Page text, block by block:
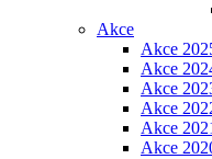
Akce
Akce
Akce
Akce
Akce
Akce
Akce